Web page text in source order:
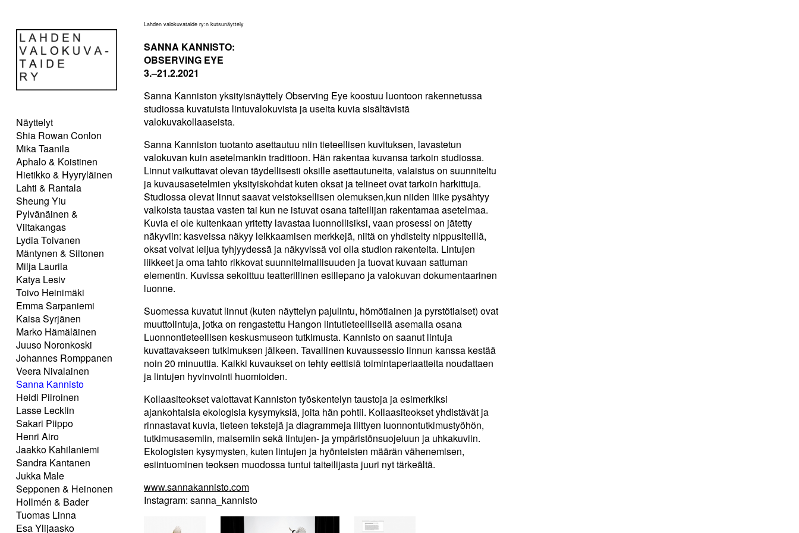
Näyttelyt
Shia Rowan Conlon
Mika Taanila
Aphalo & Koistinen
Hietikko & Hyyryläinen
Lahti & Rantala
Sheung Yiu
Pylvänäinen &
Viitakangas
Lydia Toivanen
Mäntynen & Siitonen
Milja Laurila
Katya Lesiv
Toivo Heinimäki
Emma Sarpaniemi
Kaisa Syrjänen
Marko Hämäläinen
Juuso Noronkoski
Johannes Romppanen
Veera Nivalainen
Sanna Kannisto
Heidi Piiroinen
Lasse Lecklin
Sakari Piippo
Henri Airo
Jaakko Kahilaniemi
Sandra Kantanen
Jukka Male
Sepponen & Heinonen
Hollmén & Bader
Tuomas Linna
Esa Ylijaasko
Lahden valokuvataide ry:n kutsunäyttely
SANNA KANNISTO:
OBSERVING EYE
3.–21.2.2021
Sanna Kanniston yksityisnäyttely Observing Eye koostuu luontoon rakennetussa
studiossa kuvatuista lintuvalokuvista ja useita kuvia sisältävistä
valokuvakollaaseista.
Sanna Kanniston tuotanto asettautuu niin tieteellisen kuvituksen, lavastetun
valokuvan kuin asetelmankin traditioon. Hän rakentaa kuvansa tarkoin studiossa.
Linnut vaikuttavat olevan täydellisesti oksille asettautuneita, valaistus on suunniteltu
ja kuvausasetelmien yksityiskohdat kuten oksat ja telineet ovat tarkoin harkittuja.
Studiossa olevat linnut saavat veistoksellisen olemuksen,kun niiden liike pysähtyy
valkoista taustaa vasten tai kun ne istuvat osana taiteilijan rakentamaa asetelmaa.
Kuvia ei ole kuitenkaan yritetty lavastaa luonnollisiksi, vaan prosessi on jätetty
näkyviin: kasveissa näkyy leikkaamisen merkkejä, niitä on yhdistelty nippusiteillä,
oksat voivat leijua tyhjyydessä ja näkyvissä voi olla studion rakenteita. Lintujen
liikkeet ja oma tahto rikkovat suunnitelmallisuuden ja tuovat kuvaan sattuman
elementin. Kuvissa sekoittuu teatterillinen esillepano ja valokuvan dokumentaarinen
luonne.
Suomessa kuvatut linnut (kuten näyttelyn pajulintu, hömötiainen ja pyrstötiaiset) ovat
muuttolintuja, jotka on rengastettu Hangon lintutieteellisellä asemalla osana
Luonnontieteellisen keskusmuseon tutkimusta. Kannisto on saanut lintuja
kuvattavakseen tutkimuksen jälkeen. Tavallinen kuvaussessio linnun kanssa kestää
noin 20 minuuttia. Kaikki kuvaukset on tehty eettisiä toimintaperiaatteita noudattaen
ja lintujen hyvinvointi huomioiden.
Kollaasiteokset valottavat Kanniston työskentelyn taustoja ja esimerkiksi
ajankohtaisia ekologisia kysymyksiä, joita hän pohtii. Kollaasiteokset yhdistävät ja
rinnastavat kuvia, tieteen tekstejä ja diagrammeja liittyen luonnontutkimustyöhön,
tutkimusasemiin, maisemiin sekä lintujen- ja ympäristönsuojeluun ja uhkakuviin.
Ekologisten kysymysten, kuten lintujen ja hyönteisten määrän vähenemisen,
esiintuominen teoksen muodossa tuntui taiteilijasta juuri nyt tärkeältä.
www.sannakannisto.com
Instagram: sanna_kannisto